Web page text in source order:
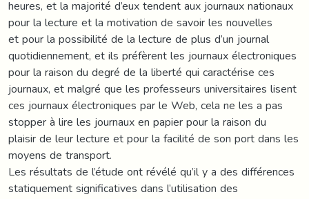
heures, et la majorité d’eux tendent aux journaux nationaux
pour la lecture et la motivation de savoir les nouvelles
et pour la possibilité de la lecture de plus d’un journal
quotidiennement, et ils préfèrent les journaux électroniques
pour la raison du degré de la liberté qui caractérise ces
journaux, et malgré que les professeurs universitaires lisent
ces journaux électroniques par le Web, cela ne les a pas
stopper à lire les journaux en papier pour la raison du
plaisir de leur lecture et pour la facilité de son port dans les
moyens de transport.
Les résultats de l’étude ont révélé qu’il y a des différences
statiquement significatives dans l’utilisation des